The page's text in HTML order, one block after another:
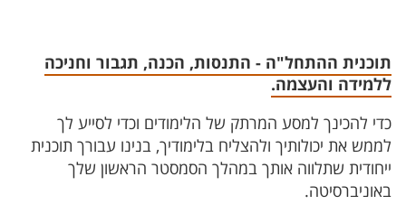
תוכנית ההתחל"ה - התנסות, הכנה, תגבור וחניכה
ללמידה והעצמה.
כדי להכינך למסע המרתק של הלימודים וכדי לסייע לך
לממש את יכולותיך ולהצליח בלימודיך, בנינו עבורך תוכנית
ייחודית שתלווה אותך במהלך הסמסטר הראשון שלך
באוניברסיטה.